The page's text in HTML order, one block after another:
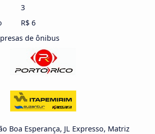
3
R$ 6
de ônibus
Boa Esperança, JL Expresso, Matriz